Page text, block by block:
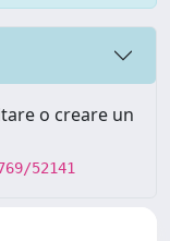
o creare un
52141